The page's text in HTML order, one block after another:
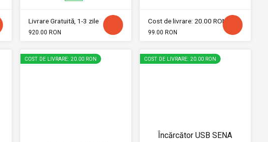
Livrare Gratuită, 1-3 zile
920.00 RON
Cost de livrare: 20.00 RON
99.00 RON
COST DE LIVRARE: 20.00 RON COST DE LIVRARE: 20.00 RON
Încărcător USB SENA